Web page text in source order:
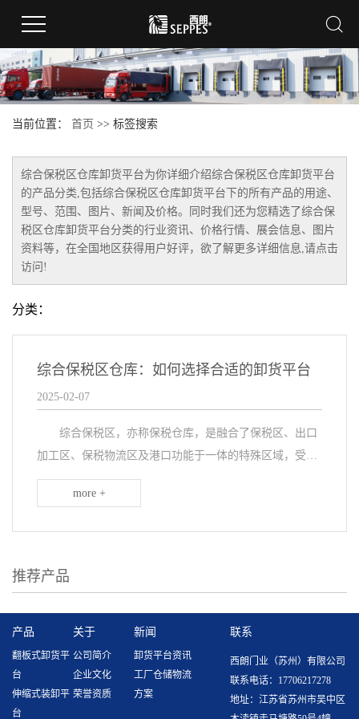
当前位置： 首页 >> 标签搜索
综合保税区仓库卸货平台为你详细介绍综合保税区仓库卸货平台
的产品分类,包括综合保税区仓库卸货平台 下的所有产品的用途、
型号、范围、图片、新闻及价格。同时我们还为您精选了综合保
税区仓库卸货平台分类的行业资讯、价格行情、展会信息、图片
资料等，在全国地区获得用户好评，欲了解更多详细信息,请点击
访问!
分类：
综合保税区仓库：如何选择合适的卸货平台
2025-02-07
综合保税区，亦称保税仓库，是融合了保税区、出口
加工区、保税物流区及港口功能于一体的特殊区域，受海
关的严格监督与管理，为商品提供了长期的存储解决方
案。在这片繁忙的综合保税区内，货物经历着频繁的中
more +
推荐产品
产品
翻板式卸货平
台
伸缩式装卸平
台
关于
公司简介
企业文化
荣誉资质
新闻
卸货平台资讯
工厂仓储物流
方案
联系
西朗门业（苏州）有限公司
联系电话：17706217278
地址：江苏省苏州市吴中区